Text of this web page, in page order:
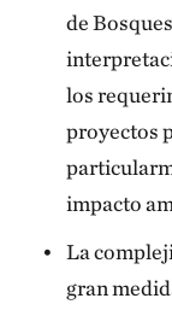
de
los
proyectos
impacto
La
gran